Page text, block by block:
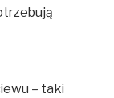
– taki